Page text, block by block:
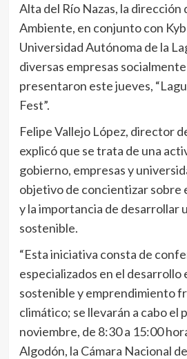
Alta del Río Nazas, la dirección
Ambiente, en conjunto con
Universidad Autónoma de la
diversas empresas
presentaron este jueves,
Fest”.
Felipe Vallejo López, director
explicó que se trata de una
gobierno, empresas y
objetivo de concientizar sobre
y la importancia de desarrollar
sostenible.
“Esta iniciativa consta de
especializados en el desarrollo
sostenible y emprendimiento
climático; se llevarán a cabo el
noviembre, de 8:30 a 15:00
Algodón, la Cámara Nacional